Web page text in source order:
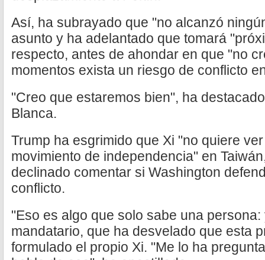
Así, ha subrayado que "no alcanzó
asunto y ha adelantado que tomará
respecto, antes de ahondar en que "no
momentos exista un riesgo de conflicto
"Creo que estaremos bien", ha
Blanca.
Trump ha esgrimido que Xi "no quiere
movimiento de independencia" en
declinado comentar si Washington
conflicto.
"Eso es algo que solo sabe una
mandatario, que ha desvelado que esta
formulado el propio Xi. "Me lo ha